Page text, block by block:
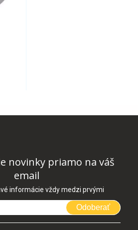
novinky priamo na váš
email
informácie vždy medzi prvými
Odoberať